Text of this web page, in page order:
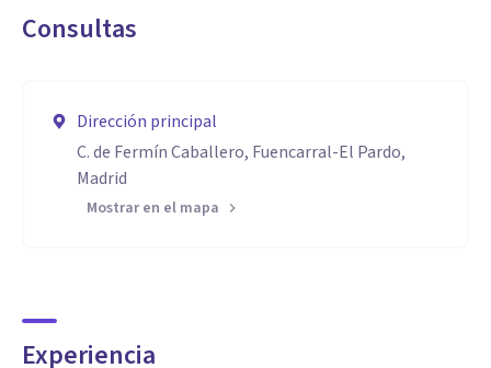
Consultas
Dirección principal
C. de Fermín Caballero, Fuencarral-El Pardo,
Madrid
Mostrar en el mapa
Experiencia